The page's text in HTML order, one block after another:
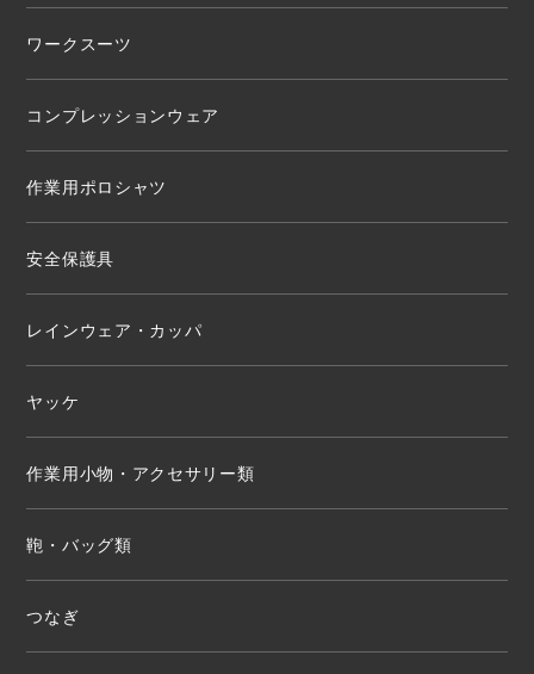
ワークスーツ
コンプレッションウェア
作業用ポロシャツ
安全保護具
レインウェア・カッパ
ヤッケ
作業用小物・アクセサリー類
鞄・バッグ類
つなぎ